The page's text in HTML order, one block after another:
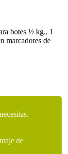
botes ½ kg., 1
marcadores de
de